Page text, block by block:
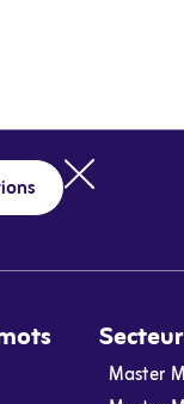
Master